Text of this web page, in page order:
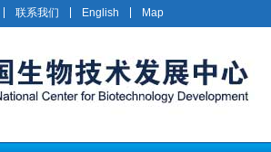
联系我们 English Map